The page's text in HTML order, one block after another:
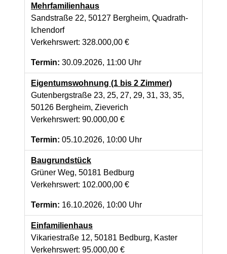
Mehrfamilienhaus
Sandstraße 22, 50127 Bergheim, Quadrath-
Ichendorf
Verkehrswert: 328.000,00 €
Termin: 30.09.2026, 11:00 Uhr
Eigentumswohnung (1 bis 2 Zimmer)
Gutenbergstraße 23, 25, 27, 29, 31, 33, 35,
50126 Bergheim, Zieverich
Verkehrswert: 90.000,00 €
Termin: 05.10.2026, 10:00 Uhr
Baugrundstück
Grüner Weg, 50181 Bedburg
Verkehrswert: 102.000,00 €
Termin: 16.10.2026, 10:00 Uhr
Einfamilienhaus
Vikariestraße 12, 50181 Bedburg, Kaster
Verkehrswert: 95.000,00 €